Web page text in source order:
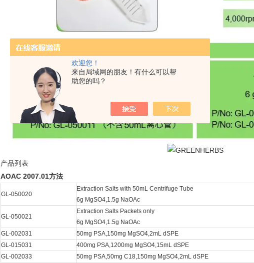
欢迎您！
来自局域网的朋友！有什么可以帮
助您的吗？
产品列表
AOAC 2007.01方法
GL-050020
Extraction Salts with 50mL Centrifuge Tube
6g MgSO4,1.5g NaOAc
GL-050021
Extraction Salts Packets only
6g MgSO4,1.5g NaOAc
GL-002031 50mg PSA,150mg MgSO4,2mL dSPE
GL-015031
400mg PSA,1200mg MgSO4,15mL dSPE
GL-002033
50mg PSA,50mg C18,150mg MgSO4,2mL dSPE